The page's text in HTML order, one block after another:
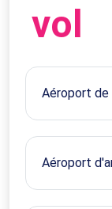
vol